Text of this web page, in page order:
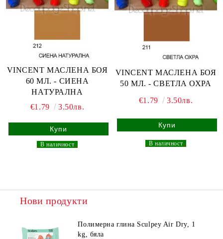
VINCENT МАСЛЕНА БОЯ
60 МЛ. - СИЕНА
НАТУРАЛНА
€1.79
3.50лв.
В наличност
VINCENT МАСЛЕНА БОЯ
50 МЛ. - СВЕТЛА ОХРА
€1.79 3.50лв.
В наличност
Нови продукти
Полимерна глина Sculpey Air Dry, 1
kg, бяла